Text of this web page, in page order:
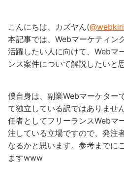
こんにちは、カズヤん(
本記事では、Webマーケティン
活躍したい人に向けて、Webマ
ンス案件について解説したいと
僕自身は、副業Webマーケター
て独立している訳ではありませ
任者としてフリーランスWebマ
注している立場ですので、発注
なるかと思います。参考までに
ますwww